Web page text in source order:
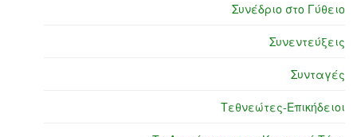
Συνέδριο στο Γύθειο
Συνεντεύξεις
Συνταγές
Τεθνεώτες-Επικήδειοι